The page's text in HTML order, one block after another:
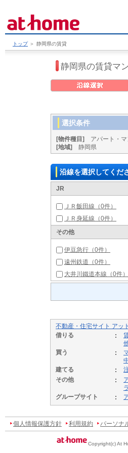
トップ ＞ 静岡県の賃貸
静岡県の賃貸マ
選択条件
[物件種目]
アパート・マ
[地域]
静岡県
沿線を選択してくだ
JR
ＪＲ飯田線（0件）
ＪＲ身延線（0件）
その他
伊豆急行（0件）
遠州鉄道（0件）
大井川鐵道本線（0件）
不動産・住宅サイト アッ
借りる
買う
建てる
その他
グループサイト
個人情報保護方針 利用規約 パーソナ
Copyright(c) At